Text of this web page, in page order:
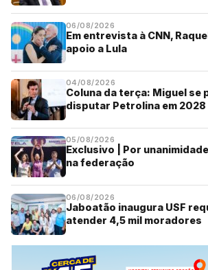
06/08/2026
Em entrevista à CNN,
apoio a Lula
04/08/2026
Coluna da terça: Miguel se
disputar Petrolina em 2028
05/08/2026
Exclusivo | Por
na federação
06/08/2026
Jaboatão inaugura USF
atender 4,5 mil moradores